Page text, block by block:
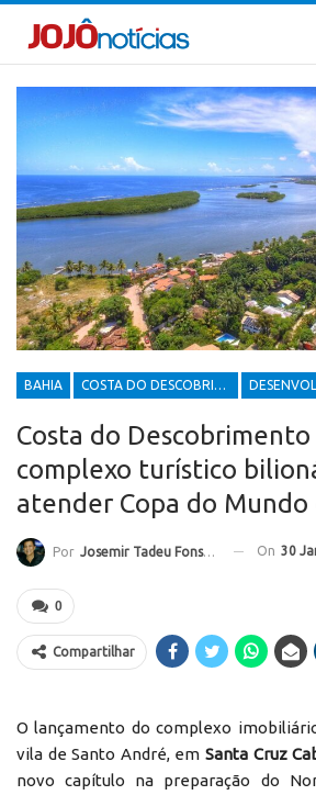
BAHIA COSTA DO DESCOBRIMENTO
Costa do
complexo turístico
atender Copa do Mundo
Por Josemir Tadeu Fonseca On 30
0
Compartilhar
O lançamento do complexo
vila de Santo André, em Santa Cruz
novo capítulo na preparação do